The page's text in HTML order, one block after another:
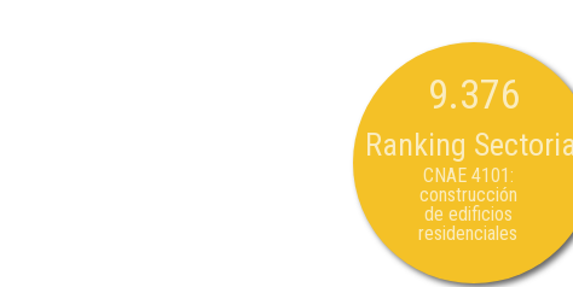
9.376
Ranking
CNAE 4101:
construcción
de edificios
residenciales